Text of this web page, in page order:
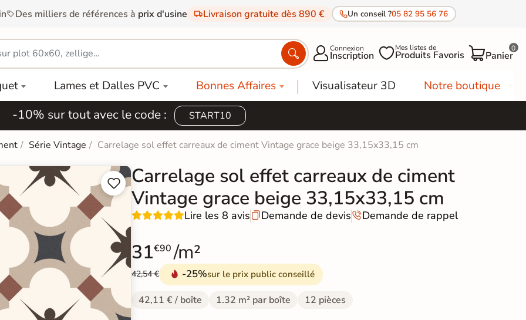
Des milliers de références à prix d'usine Livraison gratuite dès 890 € Un conseil ?05 82 95 56 76
 Connexion
Inscription Mes listes de
Produits Favoris Panier
0
Lames et Dalles PVC Bonnes Affaires Visualisateur 3D Notre boutique
-10% sur tout avec le code : START10
Série Vintage Carrelage sol effet carreaux de ciment Vintage grace beige 33,15x33,15 cm


Carrelage sol effet carreaux de ciment
Vintage grace beige 33,15x33,15 cm
Lire les 8 avis Demande de devisDemande de rappel
31€90 /m²
42,54 € -25%sur le prix public conseillé
42,11 € / boîte 1.32 m² par boîte 12 pièces